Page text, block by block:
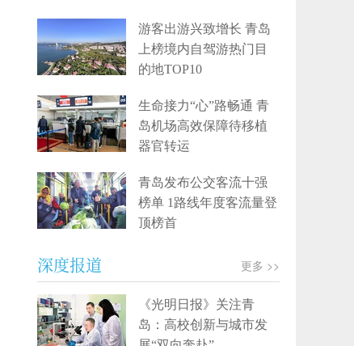
游客出游兴致增长 青岛
上榜境内自驾游热门目
的地TOP10
生命接力“心”路畅通 青
岛机场高效保障待移植
器官转运
青岛发布公交客流十强
榜单 1路线年度客流量登
顶榜首
深度报道 更多 >>
《光明日报》关注青
岛：高校创新与城市发